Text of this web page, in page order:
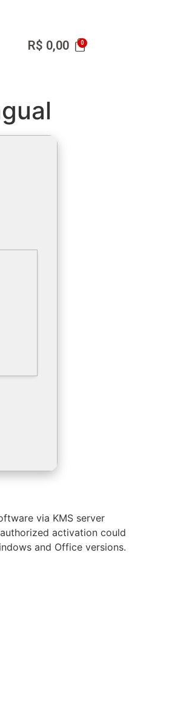
R$ 0,00
via KMS server
activation could
and Office versions.